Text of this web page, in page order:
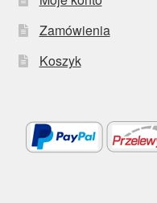
Zamówienia
Koszyk